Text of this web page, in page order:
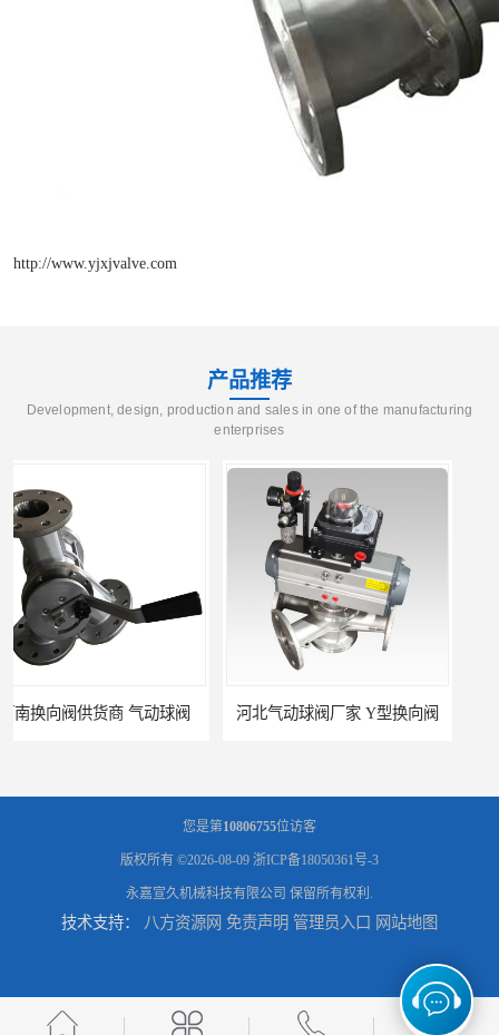
http://www.yjxjvalve.com
产品推荐
Development, design, production and sales in one of the manufacturing
enterprises
河北气动球阀厂家 Y型换向阀 广东管路换向器公司 粉体分路阀
河北气动球阀直供 管道换向器 粉体三通阀 北京Y型三通阀
您是第10806755位访客
版权所有 ©2026-08-09 浙ICP备18050361号-3
永嘉宣久机械科技有限公司 保留所有权利.
技术支持： 八方资源网 免责声明 管理员入口 网站地图